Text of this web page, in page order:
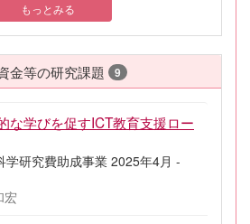
もっとみる
金等の研究課題 9
な学びを促すICT教育支援ロー
学研究費助成事業 2025年4月 -
宏